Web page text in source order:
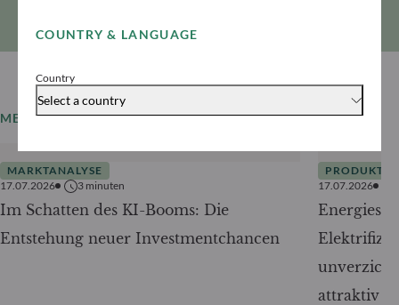
COUNTRY & LANGUAGE
Country
Select a country
MEHR LESEN Alle News
MARKTANALYSE
17.07.2026
3 minuten
Im Schatten des KI-Booms: Die
Entstehung neuer Investmentchancen
PRODUKTE
17.07.2026
attraktiv